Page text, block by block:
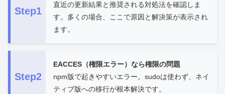
Step1
直近の更新結果と推奨される対処法を確認しま
す。多くの場合、ここで原因と解決策が表示され
ます。
Step2
EACCES（権限エラー）なら権限の問題
npm版で起きやすいエラー。sudoは使わず、ネイ
ティブ版への移行が根本解決です。